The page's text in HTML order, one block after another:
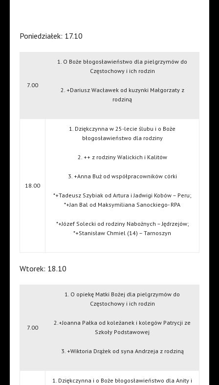
Poniedziałek: 17.10
7.00
1. O Boże błogosławieństwo dla pielgrzymów do
Częstochowy i ich rodzin
2. +Dariusz Wacławek od kuzynki Małgorzaty z
rodziną
18.00
1. Dziękczynna w 25-lecie ślubu i o Boże
błogosławieństwo dla rodziny
2. ++ z rodziny Walickich i Kalitów
3. +Anna Buż od współpracowników córki
*+Tadeusz Szybiak od Artura i Jadwigi Kobów – Peru;
*+Jan Bal od Maksymiliana Sanockiego- RPA
*+Józef Solecki od rodziny Nabożnych – Jędrzejów;
*+Stanisław Chmiel (14) – Tarnoszyn
Wtorek: 18.10
7.00
1. O opiekę Matki Bożej dla pielgrzymów do
Częstochowy i ich rodzin
2.+Joanna Pałka od koleżanek i kolegów Patrycji ze
Szkoły Podstawowej
3. +Wiktoria Drążek od syna Andrzeja z rodziną
1. Dziękczynna i o Boże błogosławieństwo dla Anity i